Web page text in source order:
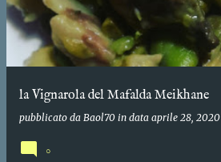
la Vignarola del Mafalda Meikhane
pubblicato da Baol70 in data aprile 28, 2020
0